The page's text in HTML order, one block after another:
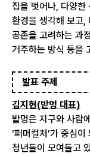
집을 벗어나, 다양한
환경을 생각해 보고,
공존을 고려하는 과
거주하는 방식 등을
발표 주제
김지현(밭멍 대표)
밭멍은 지구와 사람
‘퍼머컬처’가 중심
청년들이 모여들고